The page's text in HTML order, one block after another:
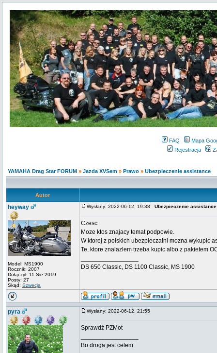
FAQ
Mapa
Rejestracja
YAMAHA Drag Star FORUM » Jazda XVSem » Prawo » Ubezpieczenie assistance
Autor
heyway
Model: MS1900
Rocznik: 2007
Dołączył: 11 Sie 2019
Posty: 27
Skąd: Szwecja
Wysłany: 2022-06-12, 19:38 Ubezpieczenie assistance
Czesc
Moze ktos znajacy temat podpowie.
W ktorej z polskich ubezpieczalni mozna wykupic
Te, ktore znalazlem trzeba kupic albo z pakietem
DS 650 Classic, DS 1100 Classic, MS 1900
pyra Wysłany: 2022-06-12, 21:55
Sprawdź PZMot
Bo droga jest celem